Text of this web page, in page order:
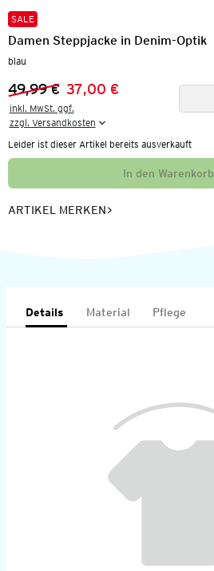
SALE
Damen Steppjacke in Denim-Optik
blau
Vorheriger Preis:
49,99 €
Neuer Preis:37,00 €
inkl. MwSt. ggf.
zzgl. Versandkosten
Leider ist dieser Artikel bereits ausverkauft
In den Warenkorb
ARTIKEL MERKEN
Details Material Pflege